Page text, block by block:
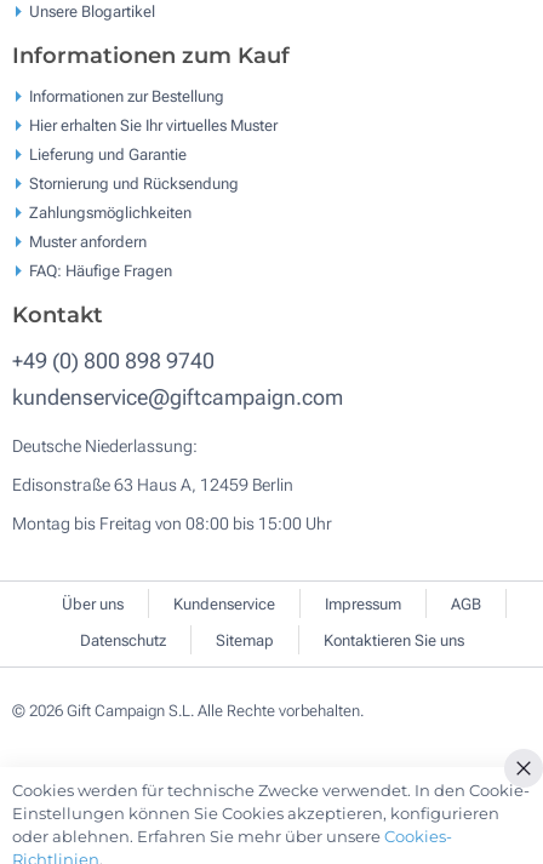
Unsere Blogartikel
Informationen zum Kauf
Informationen zur Bestellung
Hier erhalten Sie Ihr virtuelles Muster
Lieferung und Garantie
Stornierung und Rücksendung
Zahlungsmöglichkeiten
Muster anfordern
FAQ: Häufige Fragen
Kontakt
+49 (0) 800 898 9740
kundenservice@giftcampaign.com
Deutsche Niederlassung:
Edisonstraße 63 Haus A, 12459 Berlin
Montag bis Freitag von 08:00 bis 15:00 Uhr
Über uns Kundenservice Impressum
AGB
Datenschutz
Sitemap Kontaktieren Sie uns
© 2026 Gift Campaign S.L. Alle Rechte vorbehalten.
Cookies werden für technische Zwecke verwendet. In den Cookie-
Einstellungen können Sie Cookies akzeptieren, konfigurieren
oder ablehnen. Erfahren Sie mehr über unsereCookies-
Richtlinien.